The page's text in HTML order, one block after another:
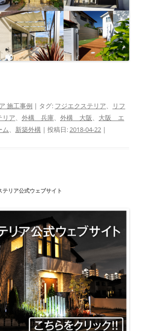
施工事例 | タグ: フジエクステリア、
リフ
ア、 外構 兵庫、 外構 大阪、 大阪 エ
ム、 新築外構 | 投稿日:2018-04-22 |
リア公式ウェブサイト